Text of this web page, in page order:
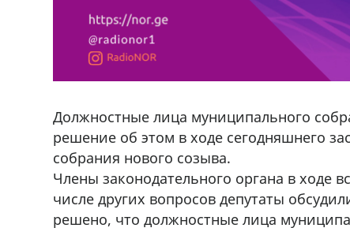
Должностные лица муниципального
решение об этом в ходе сегодняшнего
собрания нового созыва.
Члены законодательного органа в ходе
числе других вопросов депутаты
решено, что должностные лица